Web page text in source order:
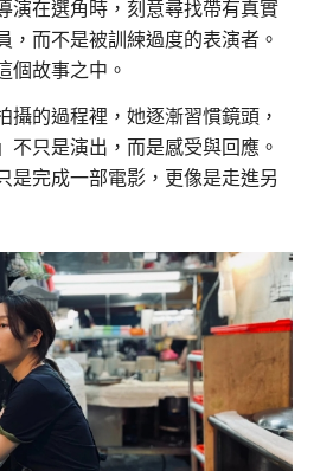
演在選角時，刻意尋找帶有真實
，而不是被訓練過度的表演者。
個故事之中。
攝的過程裡，她逐漸習慣鏡頭，
不只是演出，而是感受與回應。
是完成一部電影，更像是走進另